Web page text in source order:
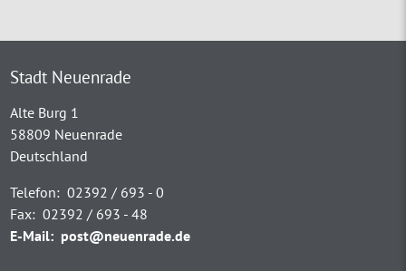
Stadt Neuenrade
Alte Burg 1
58809 Neuenrade
Deutschland
Telefon: 02392 / 693 - 0
Fax: 02392 / 693 - 48
E-Mail: post@neuenrade.de